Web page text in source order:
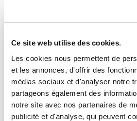
Ce site web utilise des cookies.
Les cookies nous permettent de
et les annonces, d'offrir des
médias sociaux et d'analyser notre
partageons également des
notre site avec nos partenaires de
publicité et d'analyse, qui peuvent
UN INTERVENANT VOUS INTÉRESSE EN